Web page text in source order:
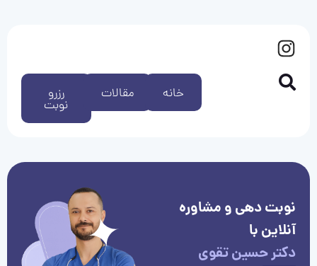
رزرو
نوبت
مقالات خانه
نوبت دهی و مشاوره
آنلاین با
دکتر حسین تقوی